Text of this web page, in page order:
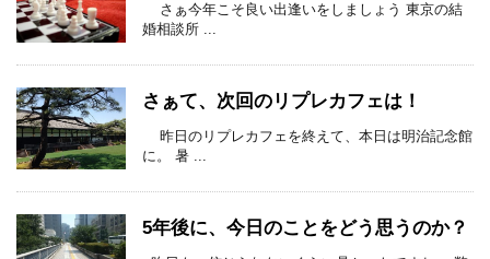
さぁ今年こそ良い出逢いをしましょう 東京の結
婚相談所 ...
さぁて、次回のリプレカフェは！
昨日のリプレカフェを終えて、本日は明治記念館
に。 暑 ...
5年後に、今日のことをどう思うのか？